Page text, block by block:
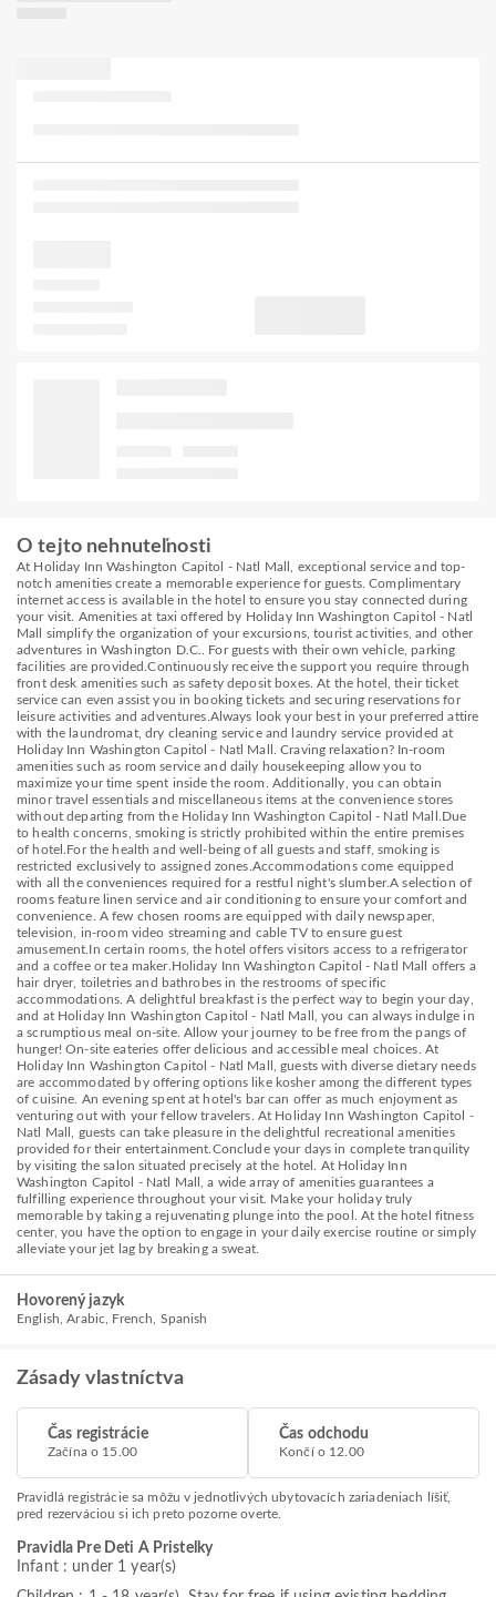
O tejto nehnuteľnosti
At Holiday Inn Washington Capitol - Natl Mall, exceptional service and top-
notch amenities create a memorable experience for guests. Complimentary
internet access is available in the hotel to ensure you stay connected during
your visit. Amenities at taxi offered by Holiday Inn Washington Capitol - Natl
Mall simplify the organization of your excursions, tourist activities, and other
adventures in Washington D.C.. For guests with their own vehicle, parking
facilities are provided.Continuously receive the support you require through
front desk amenities such as safety deposit boxes. At the hotel, their ticket
service can even assist you in booking tickets and securing reservations for
leisure activities and adventures.Always look your best in your preferred attire
with the laundromat, dry cleaning service and laundry service provided at
Holiday Inn Washington Capitol - Natl Mall. Craving relaxation? In-room
amenities such as room service and daily housekeeping allow you to
maximize your time spent inside the room. Additionally, you can obtain
minor travel essentials and miscellaneous items at the convenience stores
without departing from the Holiday Inn Washington Capitol - Natl Mall.Due
to health concerns, smoking is strictly prohibited within the entire premises
of hotel.For the health and well-being of all guests and staff, smoking is
restricted exclusively to assigned zones.Accommodations come equipped
with all the conveniences required for a restful night's slumber.A selection of
rooms feature linen service and air conditioning to ensure your comfort and
convenience. A few chosen rooms are equipped with daily newspaper,
television, in-room video streaming and cable TV to ensure guest
amusement.In certain rooms, the hotel offers visitors access to a refrigerator
and a coffee or tea maker.Holiday Inn Washington Capitol - Natl Mall offers a
hair dryer, toiletries and bathrobes in the restrooms of specific
accommodations. A delightful breakfast is the perfect way to begin your day,
and at Holiday Inn Washington Capitol - Natl Mall, you can always indulge in
a scrumptious meal on-site. Allow your journey to be free from the pangs of
hunger! On-site eateries offer delicious and accessible meal choices. At
Holiday Inn Washington Capitol - Natl Mall, guests with diverse dietary needs
are accommodated by offering options like kosher among the different types
of cuisine. An evening spent at hotel's bar can offer as much enjoyment as
venturing out with your fellow travelers. At Holiday Inn Washington Capitol -
Natl Mall, guests can take pleasure in the delightful recreational amenities
provided for their entertainment.Conclude your days in complete tranquility
by visiting the salon situated precisely at the hotel. At Holiday Inn
Washington Capitol - Natl Mall, a wide array of amenities guarantees a
fulfilling experience throughout your visit. Make your holiday truly
memorable by taking a rejuvenating plunge into the pool. At the hotel fitness
center, you have the option to engage in your daily exercise routine or simply
alleviate your jet lag by breaking a sweat.
Hovorený jazyk
English, Arabic, French, Spanish
Zásady vlastníctva
Čas registrácie
Začína o 15.00
Čas odchodu
Končí o 12.00
Pravidlá registrácie sa môžu v jednotlivých ubytovacích zariadeniach líšiť,
pred rezerváciou si ich preto pozorne overte.
Pravidla Pre Deti A Pristelky
Infant : under 1 year(s)